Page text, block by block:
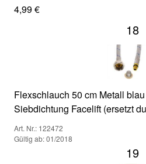
4,99 €
18
Flexschlauch 50 cm Metall
Siebdichtung Facelift (ersetzt
Art. Nr.: 122472
Gültig ab: 01/2018
19